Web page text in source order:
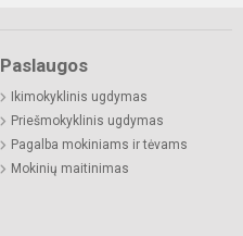
Paslaugos
Ikimokyklinis ugdymas
Priešmokyklinis ugdymas
Pagalba mokiniams ir tėvams
Mokinių maitinimas